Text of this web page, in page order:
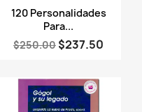
Vista rápida
120 Personalidades
Para...
$250.00 $237.50